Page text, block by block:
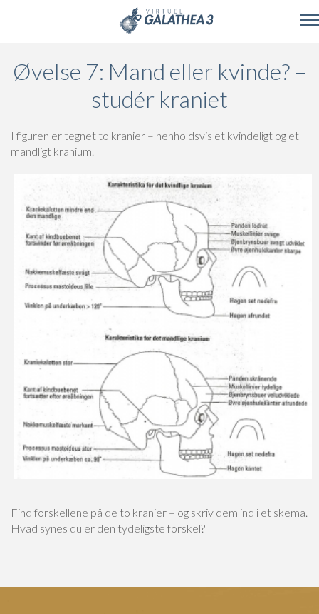
Øvelse 7: Mand eller kvinde? –
studér kraniet
I figuren er tegnet to kranier – henholdsvis et kvindeligt og et
mandligt kranium.
Find forskellene på de to kranier – og skriv dem ind i et skema.
Hvad synes du er den tydeligste forskel?